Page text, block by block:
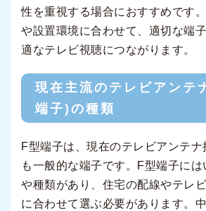
性を重視する場合におすすめです
や設置環境に合わせて、適切な端
適なテレビ視聴につながります。
現在主流のテレビアンテ
端子)の種類
F型端子は、現在のテレビアンテ
も一般的な端子です。F型端子に
や種類があり、住宅の配線やテレ
に合わせて選ぶ必要があります。